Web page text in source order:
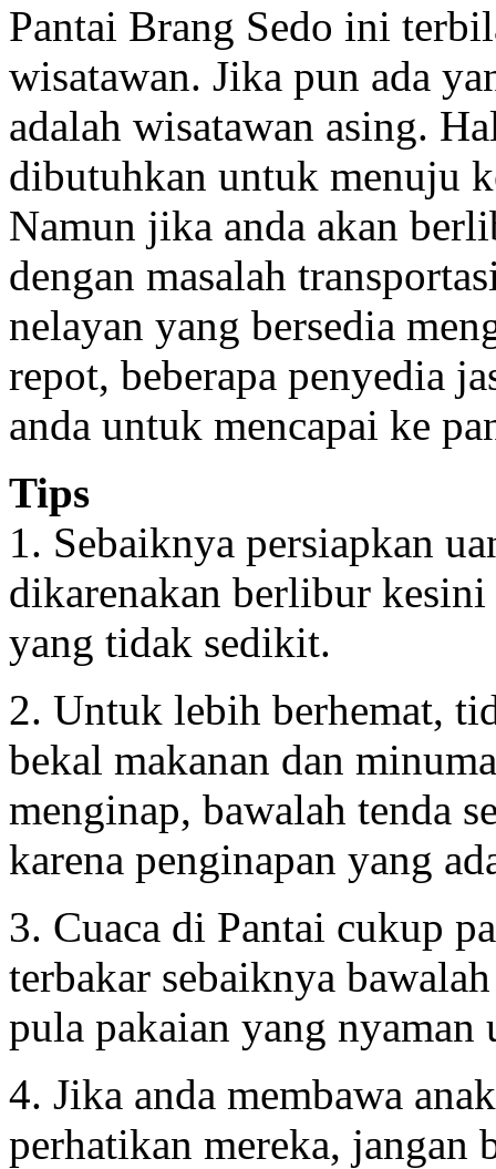
Pantai Brang Sedo ini
wisatawan. Jika pun ada
adalah wisatawan asing.
dibutuhkan untuk menuju
Namun jika anda akan
dengan masalah
nelayan yang bersedia
repot, beberapa penyedia
anda untuk mencapai ke
Tips
1. Sebaiknya persiapkan
dikarenakan berlibur
yang tidak sedikit.
2. Untuk lebih berhemat,
bekal makanan dan
menginap, bawalah tenda
karena penginapan yang
3. Cuaca di Pantai cukup
terbakar sebaiknya
pula pakaian yang nyaman
4. Jika anda membawa
perhatikan mereka, jangan